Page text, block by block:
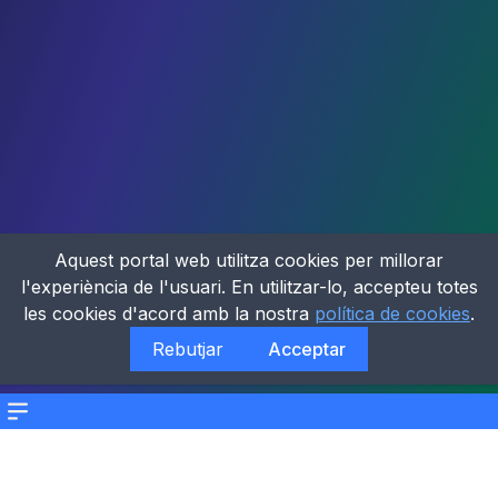
Menu
Aquest portal web utilitza cookies per millorar
l'experiència de l'usuari. En utilitzar-lo, accepteu totes
les cookies d'acord amb la nostra política de cookies.
Rebutjar
Acceptar